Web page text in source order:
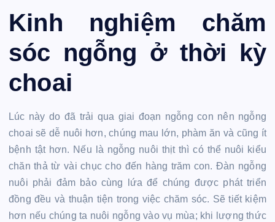
Kinh nghiệm chăm
sóc ngỗng ở thời kỳ
choai
Lúc này do đã trải qua giai đoạn ngỗng con nên ngỗng
choai sẽ dễ nuôi hơn, chúng mau lớn, phàm ăn và cũng ít
bệnh tật hơn. Nếu là ngỗng nuôi thịt thì có thể nuôi kiểu
chăn thả từ vài chục cho đến hàng trăm con. Đàn ngỗng
nuôi phải đảm bảo cùng lứa để chúng được phát triển
đồng đều và thuận tiện trong việc chăm sóc. Sẽ tiết kiệm
hơn nếu chúng ta nuôi ngỗng vào vụ mùa; khi lượng thức